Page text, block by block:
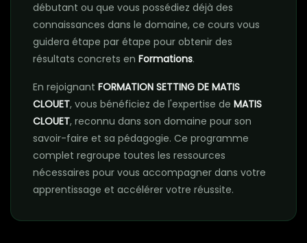
débutant ou que vous possédiez déjà des
connaissances dans le domaine, ce cours vous
guidera étape par étape pour obtenir des
résultats concrets en Formations.
En rejoignant FORMATION SETTING DE MATIS
CLOUET, vous bénéficiez de l'expertise de MATIS
CLOUET, reconnu dans son domaine pour son
savoir-faire et sa pédagogie. Ce programme
complet regroupe toutes les ressources
nécessaires pour vous accompagner dans votre
apprentissage et accélérer votre réussite.